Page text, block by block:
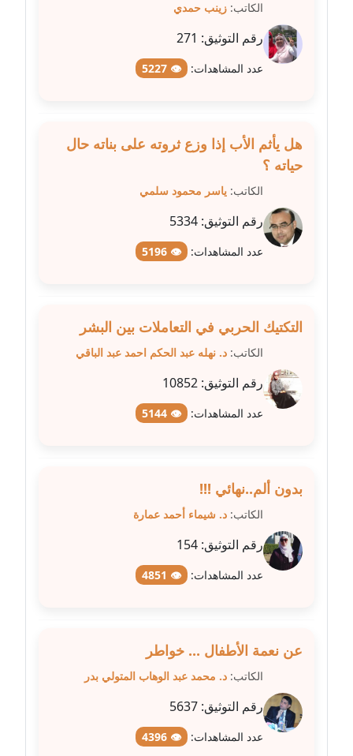
عاملة
مدونة عفاف حسين
عاملة
عاملة
عاملة
مدونة علاء سرحان
عاملة
مدونة علي الفشني
مدونة عماد مصباح
عاملة
مدونة غادة زهران
عاملة
مدونة غادة سيد
مدونة غازي جابر
عاملة
مدونة فاطمة البسريني
عاملة
الكاتب: زينب حمدي
رقم التوثيق: 271
عدد المشاهدات: 👁 5227
هل يأثم الأب إذا وزع ثروته على بناته حال
حياته ؟
الكاتب: ياسر محمود سلمي
رقم التوثيق: 5334
عدد المشاهدات: 👁 5196
التكتيك الحربي في التعاملات بين البشر
الكاتب: د. نهله عبد الحكم احمد عبد الباقي
رقم التوثيق: 10852
عدد المشاهدات: 👁 5144
بدون ألم..نهائي !!!
الكاتب: د. شيماء أحمد عمارة
رقم التوثيق: 154
عدد المشاهدات: 👁 4851
عن نعمة الأطفال ... خواطر
الكاتب: د. محمد عبد الوهاب المتولي بدر
رقم التوثيق: 5637
عدد المشاهدات: 👁 4396